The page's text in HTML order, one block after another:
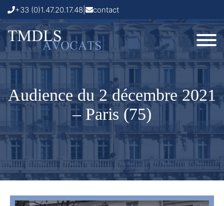
+33 (0)1.47.20.17.48 contact
Audience du 2 décembre 2021
– Paris (75)